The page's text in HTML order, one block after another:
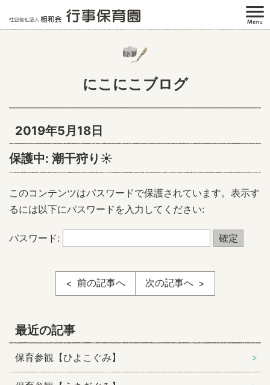
にこにこブログ
2019年5月18日
保護中: 潮干狩り☀
このコンテンツはパスワードで保護されています。表示す
るには以下にパスワードを入力してください:
パスワード:
前の記事へ 次の記事へ
最近の記事
保育参観【ひよこぐみ】